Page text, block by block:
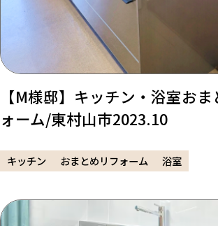
【M様邸】キッチン・浴室お
ォーム/東村山市2023.10
キッチン おまとめリフォーム 浴室